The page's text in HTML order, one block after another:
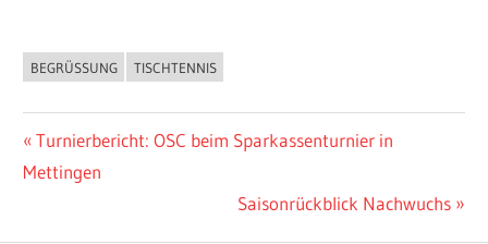
ALLGEMEIN
BEGRÜSSUNG TISCHTENNIS
Beitragsnavigation
Vorheriger
Beitrag:
Turnierbericht: OSC beim Sparkassenturnier in
Mettingen
Nächster
Saisonrückblick Nachwuchs